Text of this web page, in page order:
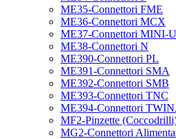
ME35-Connettori FME
ME36-Connettori MCX
ME37-Connettori MINI-
ME38-Connettori N
ME390-Connettori PL
ME391-Connettori SMA
ME392-Connettori SMB
ME393-Connettori TNC
ME394-Connettori
MF2-Pinzette
MG2-Connettori